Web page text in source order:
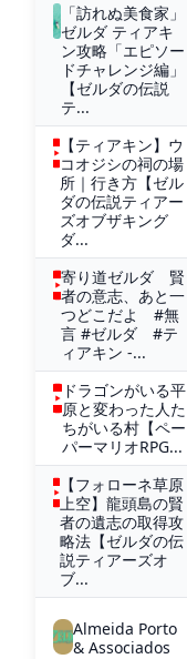
「訪れぬ美食家」
ゼルダ ティアキ
ン攻略「エピソー
ドチャレンジ編」
【ゼルダの伝説
テ...
【ティアキン】ウ
コオジシの祠の場
所｜行き方【ゼル
ダの伝説ティアー
ズオブザキング
ダ...
寄り道ゼルダ 賢
者の意志、あと一
つどこだよ #無
言 #ゼルダ #テ
ィアキン -...
ドラゴンがいる平
原と変わった人た
ちがいる村【ペー
パーマリオRPG...
【フォローネ草原
上空】龍頭島の賢
者の遺志の取得攻
略法【ゼルダの伝
説ティアーズオ
ブ...
Almeida Porto
& Associados